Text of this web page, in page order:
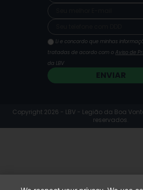
m
Li e concordo que minhas
tratadas de acordo com o Aviso de
da LBV
ENVIAR
Copyright 2026 - LBV - Legião da Boa
reservados.